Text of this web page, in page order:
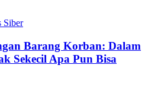
Siber
Barang Korban: Dalam
Sekecil Apa Pun Bisa